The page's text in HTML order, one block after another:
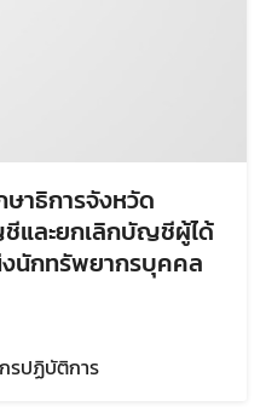
าธิการจังหวัด
และยกเลิกบัญชีผู้ได้
งนักทรัพยากรบุคคล
รปฏิบัติการ